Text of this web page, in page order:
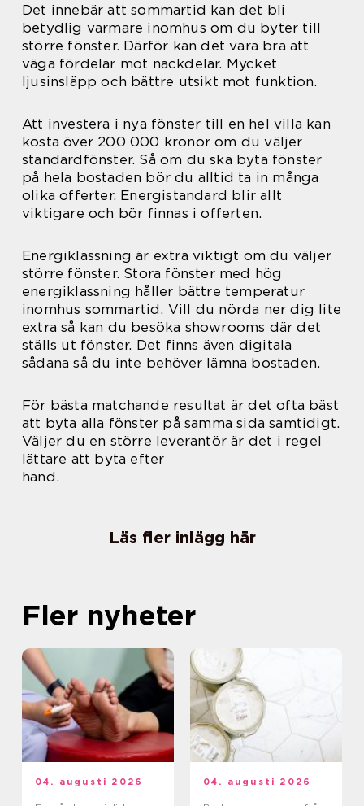
Det innebär att sommartid kan det bli
betydlig varmare inomhus om du byter till
större fönster. Därför kan det vara bra att
väga fördelar mot nackdelar. Mycket
ljusinsläpp och bättre utsikt mot funktion.
Att investera i nya fönster till en hel villa kan
kosta över 200 000 kronor om du väljer
standardfönster. Så om du ska byta fönster
på hela bostaden bör du alltid ta in många
olika offerter. Energistandard blir allt
viktigare och bör finnas i offerten.
Energiklassning är extra viktigt om du väljer
större fönster. Stora fönster med hög
energiklassning håller bättre temperatur
inomhus sommartid. Vill du nörda ner dig lite
extra så kan du besöka showrooms där det
ställs ut fönster. Det finns även digitala
sådana så du inte behöver lämna bostaden.
För bästa matchande resultat är det ofta bäst
att byta alla fönster på samma sida samtidigt.
Väljer du en större leverantör är det i regel
lättare att byta efter
hand.
Läs fler inlägg här
Fler nyheter
04. augusti 2026 04. augusti 2026